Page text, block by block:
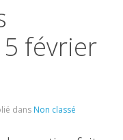
février
dans Non classé